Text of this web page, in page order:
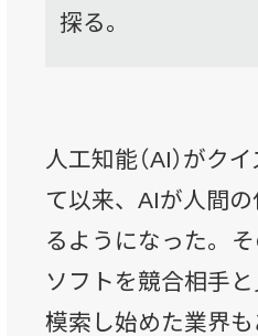
探る。
人工知能（AI）がク
て以来、AIが人間
るようになった。
ソフトを競合相手
模索し始めた業界